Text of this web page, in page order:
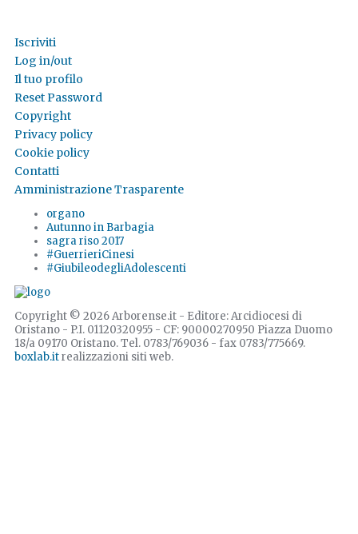
Iscriviti
Log in/out
Il tuo profilo
Reset Password
Copyright
Privacy policy
Cookie policy
Contatti
Amministrazione Trasparente
organo
Autunno in Barbagia
sagra riso 2017
#GuerrieriCinesi
#GiubileodegliAdolescenti
Copyright © 2026 Arborense.it - Editore: Arcidiocesi di
Oristano - P.I. 01120320955 - CF: 90000270950 Piazza Duomo
18/a 09170 Oristano. Tel. 0783/769036 - fax 0783/775669.
boxlab.itrealizzazioni siti web.